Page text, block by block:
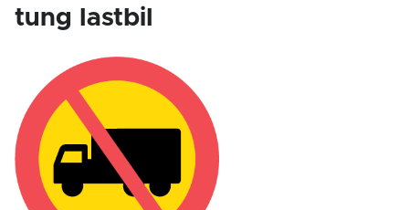
tung lastbil